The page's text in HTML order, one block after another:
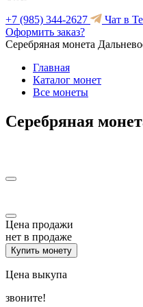
+7 (985) 344-2627
Чат в
Оформить заказ?
Серебряная монета
Главная
Каталог монет
Все монеты
Серебряная
Цена продажи
нет в продаже
Купить монету
Цена выкупа
звоните!